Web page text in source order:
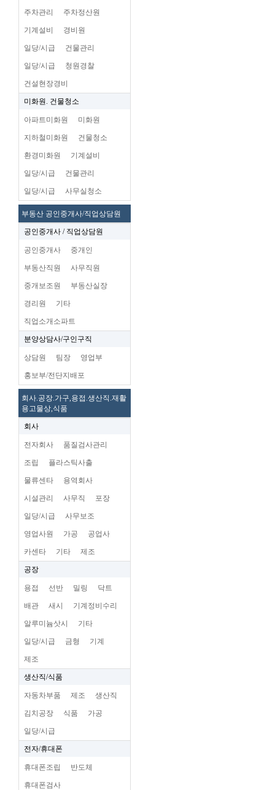
주차관리 주차정산원
기계설비 경비원
일당/시급 건물관리
일당/시급 청원경찰
건설현장경비
미화원. 건물청소
아파트미화원 미화원
지하철미화원 건물청소
환경미화원 기계설비
일당/시급 건물관리
일당/시급 사무실청소
부동산 공인중개사/직업상담원
공인중개사 / 직업상담원
공인중개사 중개인
부동산직원 사무직원
중개보조원 부동산실장
경리원 기타
직업소개소파트
분양상담사/구인구직
상담원 팀장 영업부
홍보부/전단지배포
회사.공장.가구,용접.생산직.재활
용고물상,식품
회사
전자회사 품질검사관리
조립 플라스틱사출
물류센타 용역회사
시설관리 사무직 포장
일당/시급 사무보조
영업사원 가공 공업사
카센타 기타 제조
공장
용접 선반 밀링 닥트
배관 새시 기계정비수리
알루미늄삿시 기타
일당/시급 금형 기계
제조
생산직/식품
자동차부품 제조 생산직
김치공장 식품 가공
일당/시급
전자/휴대폰
휴대폰조립 반도체
휴대폰검사